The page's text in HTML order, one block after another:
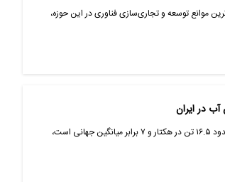
موانع توسعه و تجاری‌سازی فناوری در این حوزه،
به گفته پژوهشگر ارشد کشاورزی حفاظتی، فرسایش خاک در ایران حدود ۱۶.۵ تن در هکتار و ۷ برابر میانگین جهانی است،